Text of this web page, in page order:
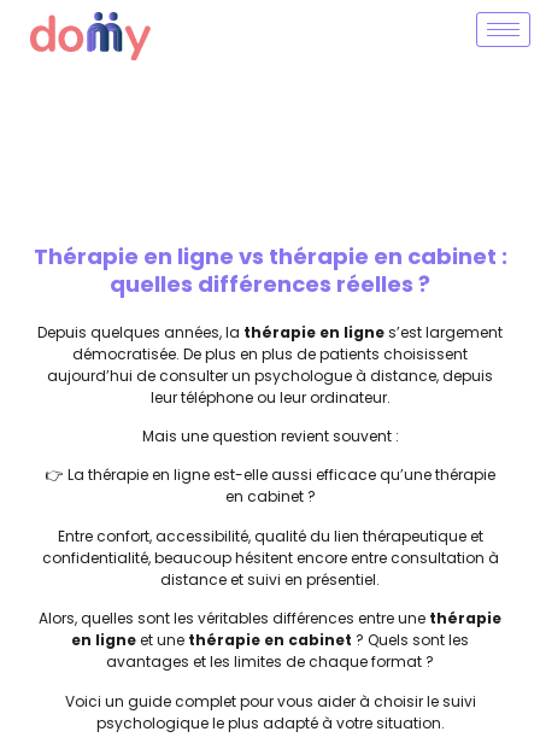
Thérapie en ligne vs thérapie en cabinet :
quelles différences réelles ?
Depuis quelques années, la thérapie en lignes’est largement
démocratisée. De plus en plus de patients choisissent
aujourd’hui de consulter un psychologue à distance, depuis
leur téléphone ou leur ordinateur.
Mais une question revient souvent :
👉 La thérapie en ligne est-elle aussi efficace qu’une thérapie
en cabinet ?
Entre confort, accessibilité, qualité du lien thérapeutique et
confidentialité, beaucoup hésitent encore entre consultation à
distance et suivi en présentiel.
Alors, quelles sont les véritables différences entre une thérapie
en ligneet une thérapie en cabinet ? Quels sont les
avantages et les limites de chaque format ?
Voici un guide complet pour vous aider à choisir le suivi
psychologique le plus adapté à votre situation.